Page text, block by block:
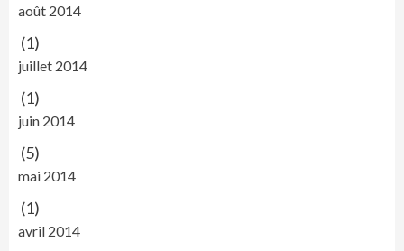
août 2014
(1)
juillet 2014
(1)
juin 2014
(5)
mai 2014
(1)
avril 2014